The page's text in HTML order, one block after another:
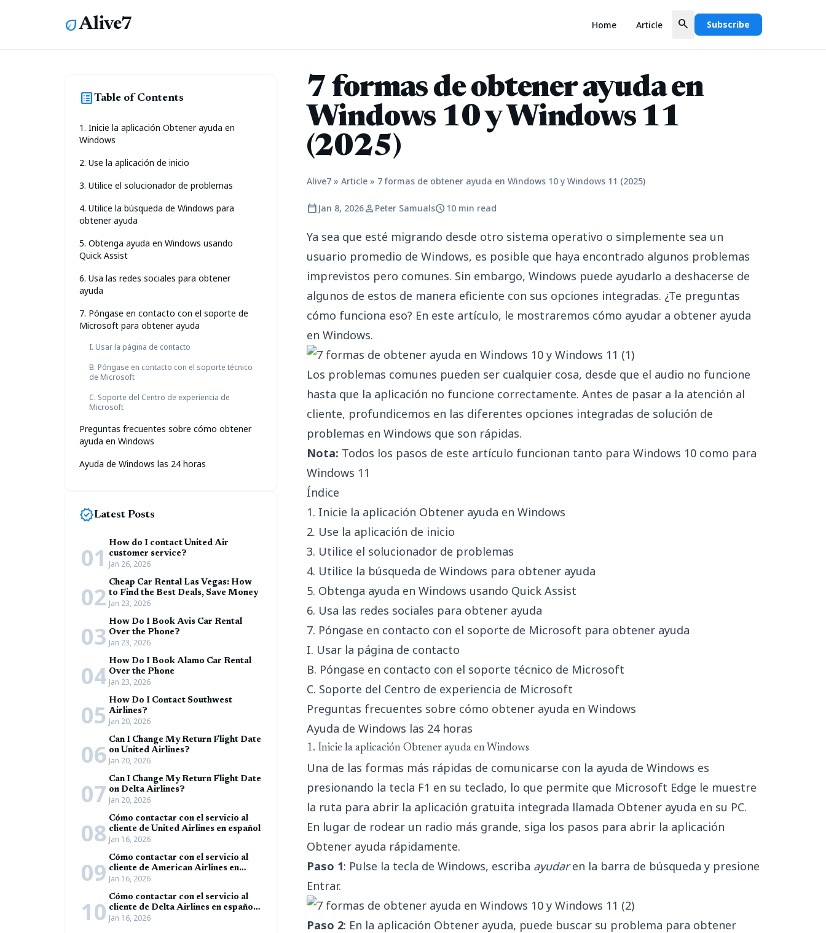
ecoAlive7 Home Article search Subscribe
list_altTable of Contents
1. Inicie la aplicación Obtener ayuda en
Windows
2. Use la aplicación de inicio
3. Utilice el solucionador de problemas
4. Utilice la búsqueda de Windows para
obtener ayuda
5. Obtenga ayuda en Windows usando
Quick Assist
6. Usa las redes sociales para obtener
ayuda
7. Póngase en contacto con el soporte de
Microsoft para obtener ayuda
I. Usar la página de contacto
B. Póngase en contacto con el soporte técnico
de Microsoft
C. Soporte del Centro de experiencia de
Microsoft
Preguntas frecuentes sobre cómo obtener
ayuda en Windows
Ayuda de Windows las 24 horas
new_releasesLatest Posts
01
How do I contact United Air
customer service?
Jan 26, 2026
02 Cheap Car Rental Las Vegas: How
to Find the Best Deals, Save Money
Jan 23, 2026
03 How Do I Book Avis Car Rental
Over the Phone?
Jan 23, 2026
04 How Do I Book Alamo Car Rental
Over the Phone
Jan 23, 2026
05 How Do I Contact Southwest
Airlines?
Jan 20, 2026
06 Can I Change My Return Flight Date
on United Airlines?
Jan 20, 2026
07 Can I Change My Return Flight Date
on Delta Airlines?
Jan 20, 2026
08 Cómo contactar con el servicio al
cliente de United Airlines en español
Jan 16, 2026
09 Cómo contactar con el servicio al
cliente de American Airlines en
español (Guía completa)
Jan 16, 2026
10 Cómo contactar con el servicio al
cliente de Delta Airlines en español
(Guía completa)
Jan 16, 2026
7 formas de obtener ayuda en
Windows 10 y Windows 11
(2025)
Alive7» Article» 7 formas de obtener ayuda en Windows 10 y Windows 11 (2025)
calendar_today Jan 8, 2026person Peter Samualsschedule10 min read
Ya sea que esté migrando desde otro sistema operativo o simplemente sea un
usuario promedio de Windows, es posible que haya encontrado algunos problemas
imprevistos pero comunes. Sin embargo, Windows puede ayudarlo a deshacerse de
algunos de estos de manera eficiente con sus opciones integradas. ¿Te preguntas
cómo funciona eso? En este artículo, le mostraremos cómo ayudar a obtener ayuda
en Windows.
Los problemas comunes pueden ser cualquier cosa, desde que el audio no funcione
hasta que la aplicación no funcione correctamente. Antes de pasar a la atención al
cliente, profundicemos en las diferentes opciones integradas de solución de
problemas en Windows que son rápidas.
Nota: Todos los pasos de este artículo funcionan tanto para Windows 10 como para
Windows 11
Índice
1. Inicie la aplicación Obtener ayuda en Windows
2. Use la aplicación de inicio
3. Utilice el solucionador de problemas
4. Utilice la búsqueda de Windows para obtener ayuda
5. Obtenga ayuda en Windows usando Quick Assist
6. Usa las redes sociales para obtener ayuda
7. Póngase en contacto con el soporte de Microsoft para obtener ayuda
I. Usar la página de contacto
B. Póngase en contacto con el soporte técnico de Microsoft
C. Soporte del Centro de experiencia de Microsoft
Preguntas frecuentes sobre cómo obtener ayuda en Windows
Ayuda de Windows las 24 horas
1. Inicie la aplicación Obtener ayuda en Windows
Una de las formas más rápidas de comunicarse con la ayuda de Windows es
presionando la tecla F1 en su teclado, lo que permite que Microsoft Edge le muestre
la ruta para abrir la aplicación gratuita integrada llamada Obtener ayuda en su PC.
En lugar de rodear un radio más grande, siga los pasos para abrir la aplicación
Obtener ayuda rápidamente.
Paso 1: Pulse la tecla de Windows, escriba ayudaren la barra de búsqueda y presione
Entrar.
Paso 2: En la aplicación Obtener ayuda, puede buscar su problema para obtener